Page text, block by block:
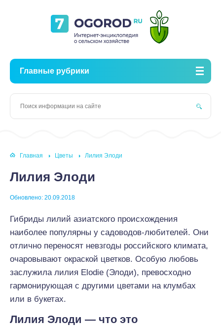
Главные рубрики
Главная Цветы Лилия Элоди
Лилия Элоди
Обновлено: 20.09.2018
Гибриды лилий азиатского происхождения
наиболее популярны у садоводов-любителей. Они
отлично переносят невзгоды российского климата,
очаровывают окраской цветков. Особую любовь
заслужила лилия Elodie (Элоди), превосходно
гармонирующая с другими цветами на клумбах
или в букетах.
Лилия Элоди — что это